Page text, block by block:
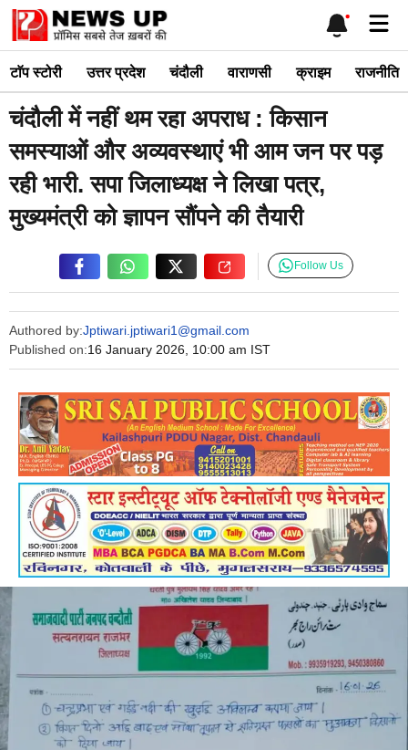
Skip
content
टाॅप स्टोरी उत्तर प्रदेश चंदौली वाराणसी क्राइम राजनीति
चंदौली में नहीं थम रहा अपराध : किसान
समस्याओं और अव्यवस्थाएं भी आम जन पर पड़
रही भारी. सपा जिलाध्यक्ष ने लिखा पत्र,
मुख्यमंत्री को ज्ञापन सौंपने की तैयारी
Authored by:Jptiwari.jptiwari1@gmail.com
Published on:16 January 2026, 10:00 am IST
Follow Us